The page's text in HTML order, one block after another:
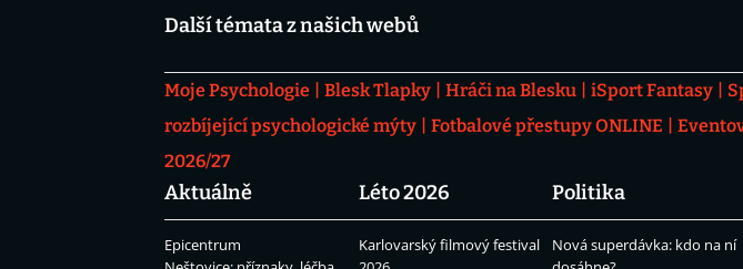
Další témata z našich webů
Moje Psychologie Blesk Tlapky Hráči na Blesku iSport Fantasy
rozbíjející psychologické mýty
Fotbalové přestupy ONLINE
2026/27
Aktuálně
Epicentrum
Léto 2026
Karlovarský filmový festival
Politika
Nová superdávka: kdo na ní